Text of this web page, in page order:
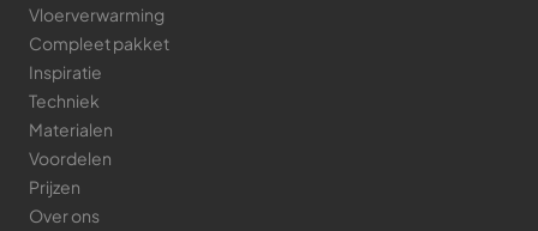
Vloerverwarming
Compleet pakket
Inspiratie
Techniek
Materialen
Voordelen
Prijzen
Over ons